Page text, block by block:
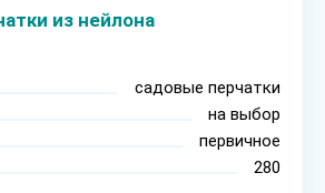
из нейлона
садовые перчатки
на выбор
первичное
280